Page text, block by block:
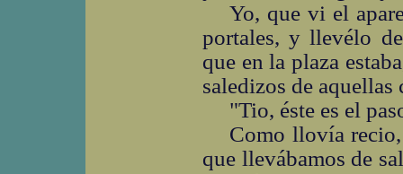
Yo, que vi el
portales, y llevélo
que en la plaza
saledizos de aquellas
"Tio, éste es el
Como llovía
que llevábamos de